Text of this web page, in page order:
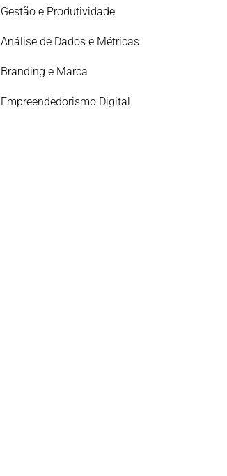
Gestão e Produtividade
Análise de Dados e Métricas
Branding e Marca
Empreendedorismo Digital